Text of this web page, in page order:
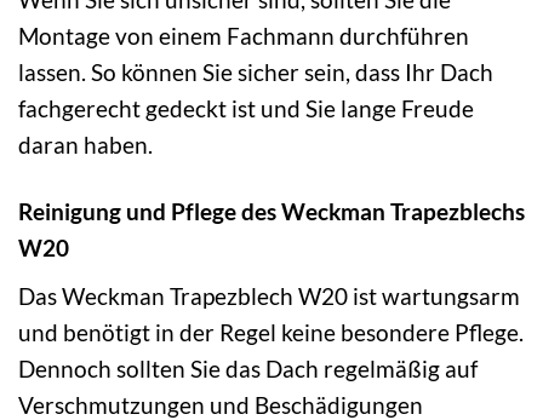
Montage von einem Fachmann durchführen
lassen. So können Sie sicher sein, dass Ihr Dach
fachgerecht gedeckt ist und Sie lange Freude
daran haben.
Reinigung und Pflege des Weckman Trapezblechs
W20
Das Weckman Trapezblech W20 ist wartungsarm
und benötigt in der Regel keine besondere Pflege.
Dennoch sollten Sie das Dach regelmäßig auf
Verschmutzungen und Beschädigungen